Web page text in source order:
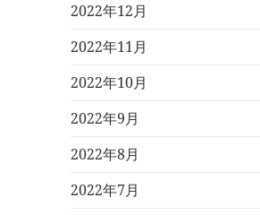
2022年12月
2022年11月
2022年10月
2022年9月
2022年8月
2022年7月